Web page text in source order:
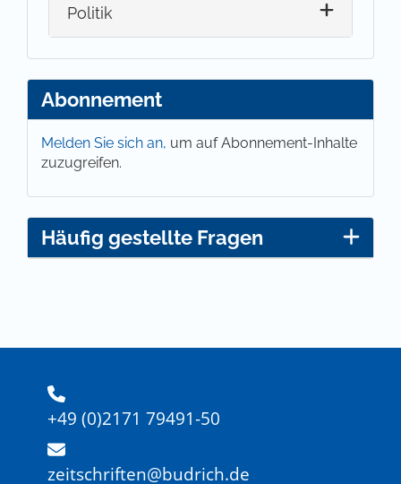
Politik
Abonnement
Melden Sie sich an, um auf Abonnement-Inhalte
zuzugreifen.
Häufig gestellte Fragen
+49 (0)2171 79491-50
zeitschriften@budrich.de